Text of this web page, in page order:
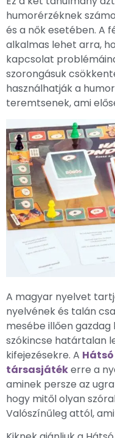
humorérzéknek
és a nők esetében. A
alkalmas lehet arra,
kapcsolat
szorongásuk
használhatják a
teremtsenek, ami
A magyar nyelvet
nyelvének és talán
mesébe illően
szókincse határtalan
kifejezésekre. A
társasjátékerre a
aminek persze az
hogy mitől olyan
Valószínűleg attól,